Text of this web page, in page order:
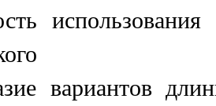
вариантов